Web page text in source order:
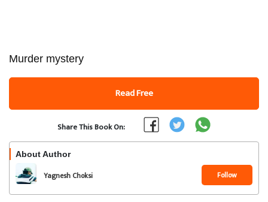
Murder mystery
Read Free
Share This Book On:
About Author
Yagnesh Choksi Follow